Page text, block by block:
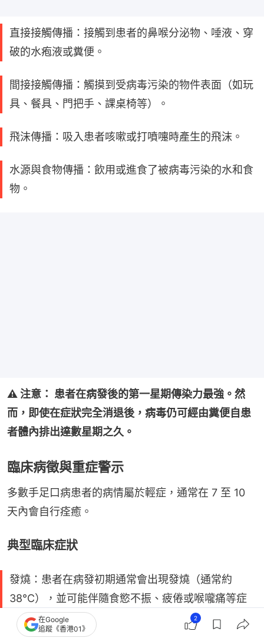
直接接觸傳播：接觸到患者的鼻喉分泌物、唾液、穿
破的水疱液或糞便。
間接接觸傳播：觸摸到受病毒污染的物件表面（如玩
具、餐具、門把手、課桌椅等）。
飛沫傳播：吸入患者咳嗽或打噴嚏時產生的飛沫。
水源與食物傳播：飲用或進食了被病毒污染的水和食
物。
⚠️ 注意： 患者在病發後的第一星期傳染力最強。然
而，即使在症狀完全消退後，病毒仍可經由糞便自患
者體內排出達數星期之久。
臨床病徵與重症警示
多數手足口病患者的病情屬於輕症，通常在 7 至 10
天內會自行痊癒。
典型臨床症狀
發燒：患者在病發初期通常會出現發燒（通常約
38°C），並可能伴隨食慾不振、疲倦或喉嚨痛等症
狀。
在Google
追蹤《香港01》
2